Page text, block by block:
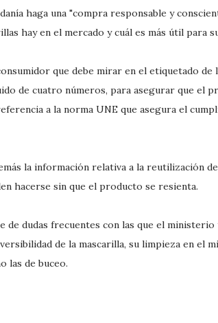
haga una "compra responsable y
hay en el mercado y cuál es más útil para
que debe mirar en el etiquetado
de cuatro números, para asegurar que el
a la norma UNE que asegura el
la información relativa a la reutilización
hacerse sin que el producto se resienta.
de dudas frecuentes con las que el
de la mascarilla, su limpieza en el
las de buceo.